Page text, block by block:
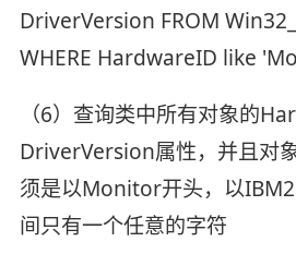
DriverVersion FROM
WHERE HardwareID like
（6）查询类中所有对象的
DriverVersion属性，并且对
须是以Monitor开头，以
间只有一个任意的字符